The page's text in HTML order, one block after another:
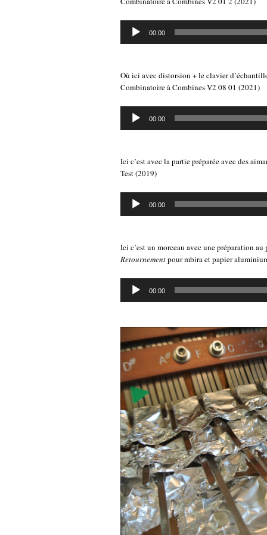
Lecteur
audio
00:00
Où ici avec distorsion + le clavier
Combinatoire à Combines V2 08 01 (2021)
Lecteur
audio
00:00
Ici c’est avec la partie préparée avec des
Test (2019)
Lecteur
audio
00:00
Ici c’est un morceau avec une préparation
Retournementpour mbira et papier
Lecteur
audio
00:00